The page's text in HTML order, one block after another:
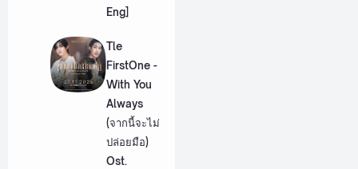
Eng]
Tle
FirstOne -
With You
Always
(จากนี้จะไม่
ปล่อยมือ)
Ost.